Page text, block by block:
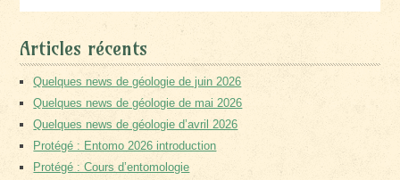
Articles récents
Quelques news de géologie de juin 2026
Quelques news de géologie de mai 2026
Quelques news de géologie d’avril 2026
Protégé : Entomo 2026 introduction
Protégé : Cours d’entomologie